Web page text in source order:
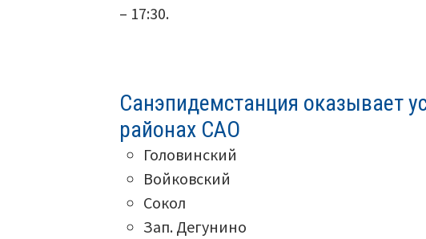
– 17:30.
Санэпидемстанция оказывает
районах САО
Головинский
Войковский
Сокол
Зап. Дегунино